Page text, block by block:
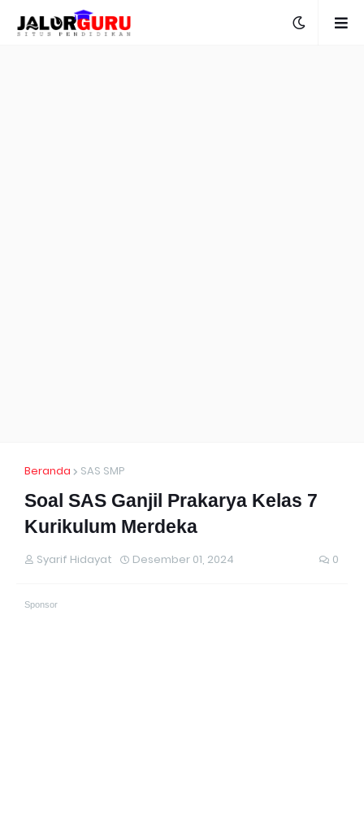
Beranda SAS SMP
Soal SAS Ganjil Prakarya Kelas 7
Kurikulum Merdeka
Syarif Hidayat Desember 01, 2024 0
Sponsor